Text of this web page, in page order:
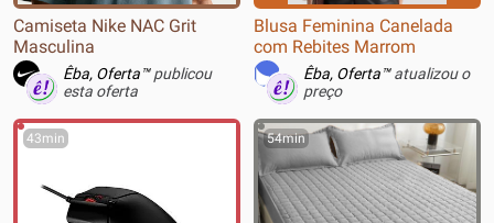
Camiseta Nike NAC Grit
Masculina
Êba, Oferta™publicou
esta oferta
Blusa Feminina Canelada
com Rebites Marrom
Êba, Oferta™atualizou o
preço
43min 54min